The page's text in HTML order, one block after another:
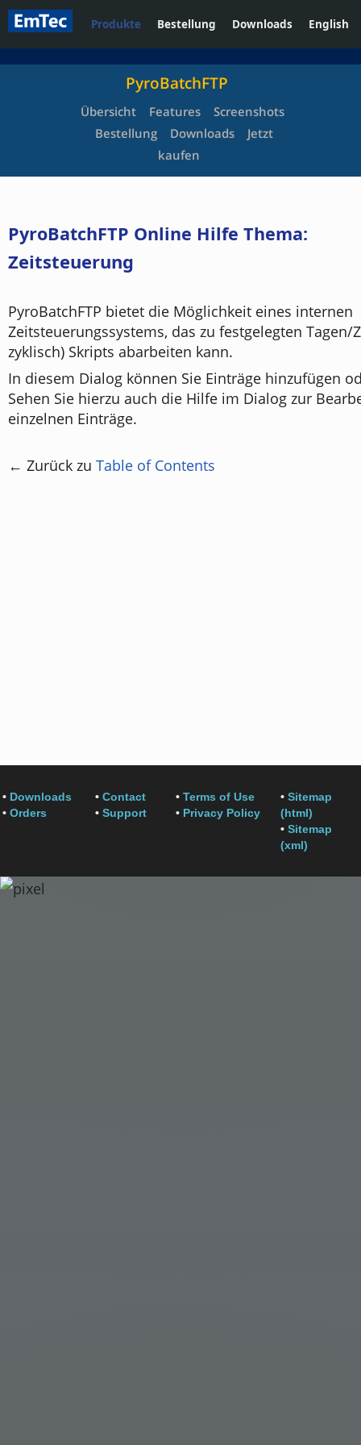
Produkte Bestellung Downloads English
PyroBatchFTP
Übersicht Features
Screenshots
Bestellung
Downloads
Jetzt
kaufen
PyroBatchFTP Online Hilfe Thema:
Zeitsteuerung
PyroBatchFTP bietet die Möglichkeit eines internen
Zeitsteuerungssystems, das zu festgelegten Tagen/
zyklisch) Skripts abarbeiten kann.
In diesem Dialog können Sie Einträge hinzufügen
Sehen Sie hierzu auch die Hilfe im Dialog zur
einzelnen Einträge.
← Zurück zu Table of Contents
• Downloads
• Orders
• Contact
• Support
• Terms of Use
• Privacy Policy
• Sitemap
(html)
• Sitemap
(xml)